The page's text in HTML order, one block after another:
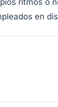
ritmos o
en